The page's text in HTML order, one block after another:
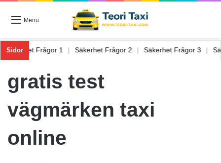
Menu
Sidor
Säkerhet Frågor 1 | Säkerhet Frågor 2 | Säkerhet Frågor 3 |
gratis test
vägmärken taxi
online